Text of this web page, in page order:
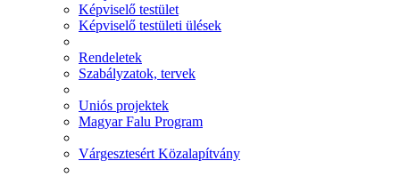
Képviselő testület
Képviselő testületi ülések
Rendeletek
Szabályzatok, tervek
Uniós projektek
Magyar Falu Program
Várgesztesért Közalapítvány